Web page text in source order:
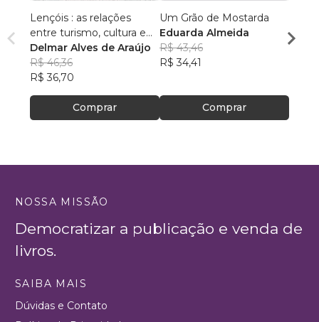
Lençóis : as relações
entre turismo, cultura e
ambiente
Delmar Alves de Araújo
R$ 46,36
R$ 36,70
Comprar
Um Grão de Mostarda
Eduarda Almeida
R$ 43,46
R$ 34,41
Comprar
Aulas
NOSSA MISSÃO
Democratizar a publicação e venda de
livros.
SAIBA MAIS
Dúvidas e Contato